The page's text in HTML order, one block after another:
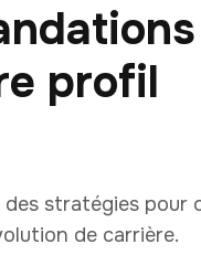
profil
stratégies pour
de carrière.